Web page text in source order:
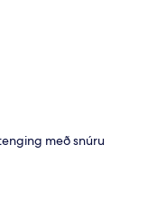
með snúru